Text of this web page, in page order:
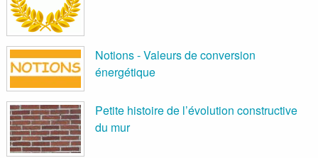
Notions - Valeurs de conversion
énergétique
Petite histoire de l’évolution constructive
du mur